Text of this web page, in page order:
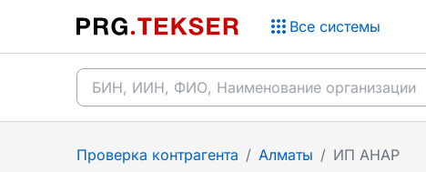
Все системы
Проверка контрагента / Алматы / ИП АНАР